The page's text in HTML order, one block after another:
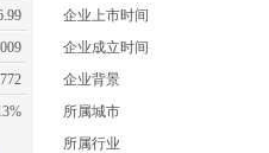
企业上市时间
企业成立时间
企业背景
所属城市
所属行业